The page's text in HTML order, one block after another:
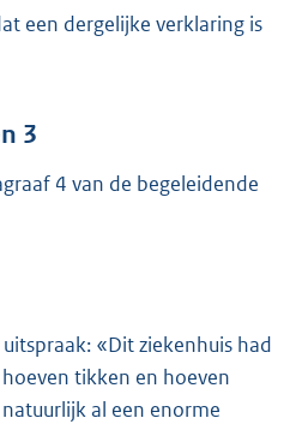
een dergelijke verklaring is
3
4 van de begeleidende
«Dit ziekenhuis had
tikken en hoeven
al een enorme